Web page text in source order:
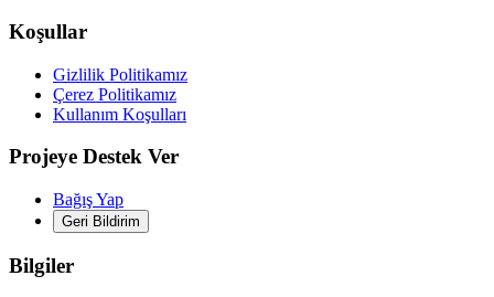
Koşullar
Gizlilik Politikamız
Çerez Politikamız
Kullanım Koşulları
Projeye Destek Ver
Bağış Yap
Geri Bildirim
Bilgiler